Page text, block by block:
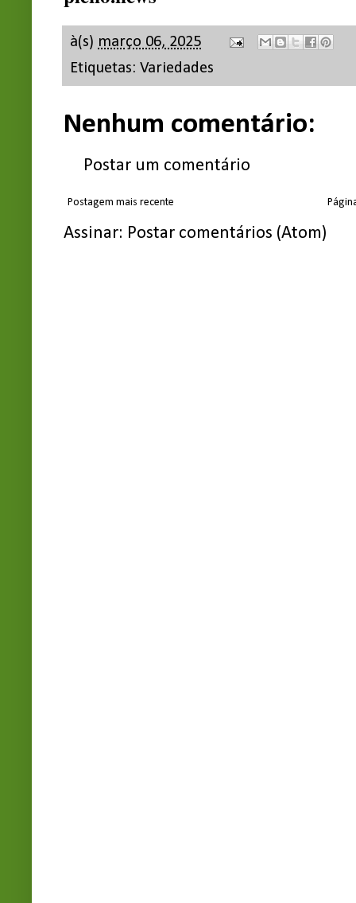
à(s) março 06, 2025
Etiquetas: Variedades
Nenhum comentário:
Postar um comentário
Postagem mais recente
Assinar: Postar comentários (Atom)